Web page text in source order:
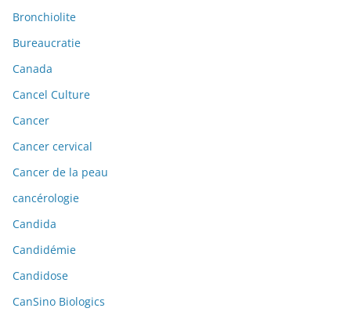
Bronchiolite
Bureaucratie
Canada
Cancel Culture
Cancer
Cancer cervical
Cancer de la peau
cancérologie
Candida
Candidémie
Candidose
CanSino Biologics